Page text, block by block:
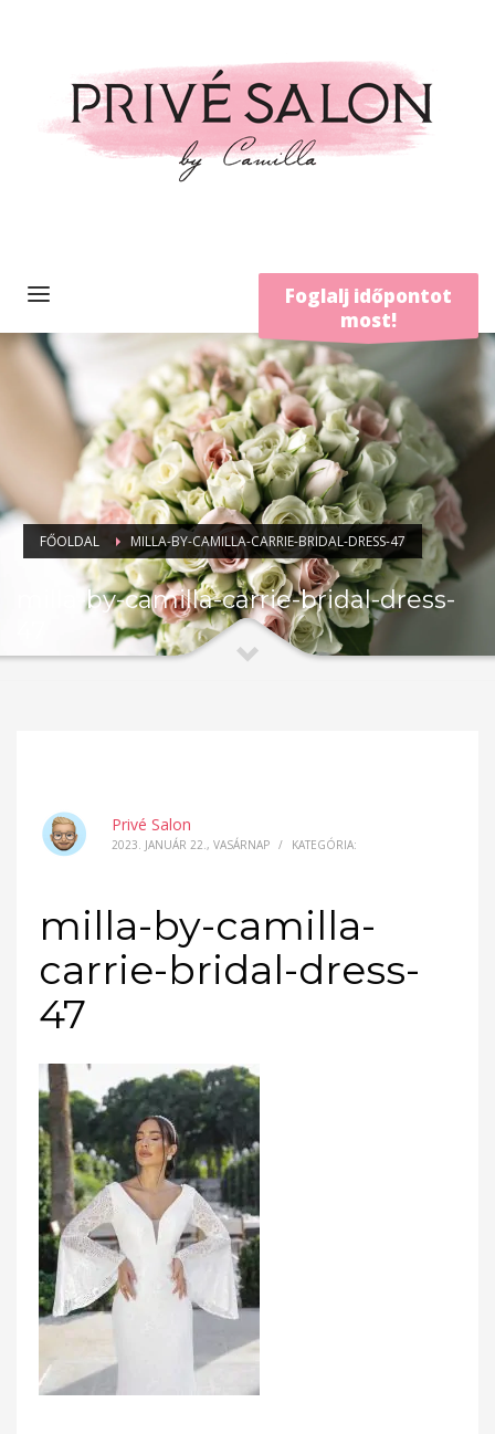
Foglalj időpontot
most!
FŐOLDAL MILLA-BY-CAMILLA-CARRIE-BRIDAL-DRESS-47
milla-by-camilla-carrie-bridal-dress-
Privé Salon
2023. JANUÁR 22., VASÁRNAP / KATEGÓRIA:
milla-by-camilla-
carrie-bridal-dress-
47